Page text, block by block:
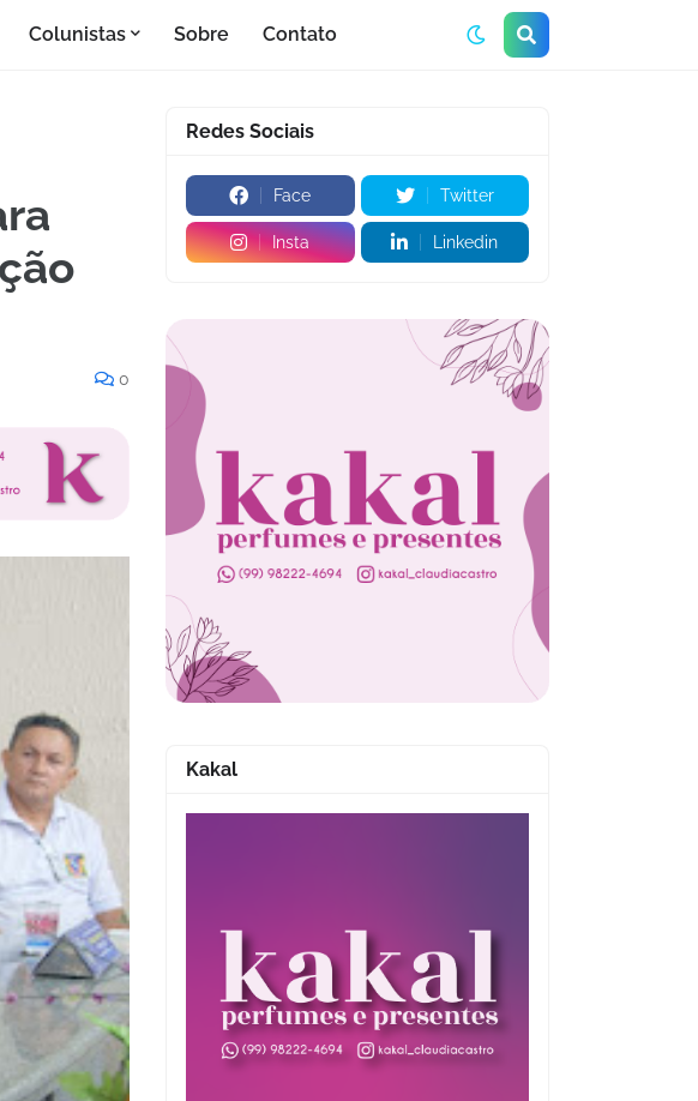
Colunistas Sobre Contato
0
Redes Sociais
Face Twitter
Insta Linkedin
Kakal